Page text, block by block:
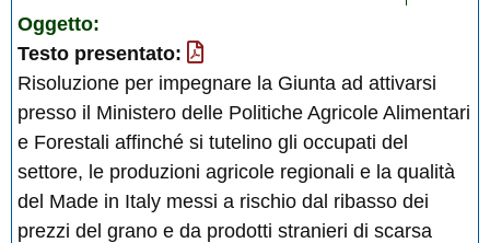
Oggetto:
Testo presentato:
Risoluzione per impegnare la Giunta ad attivarsi
presso il Ministero delle Politiche Agricole Alimentari
e Forestali affinché si tutelino gli occupati del
settore, le produzioni agricole regionali e la qualità
del Made in Italy messi a rischio dal ribasso dei
prezzi del grano e da prodotti stranieri di scarsa